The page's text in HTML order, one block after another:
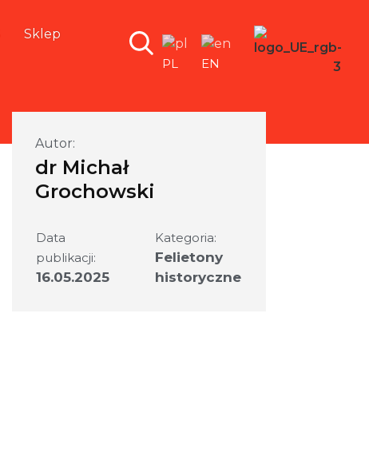
Sklep
PL
EN
Autor:
dr Michał
Grochowski
Data
publikacji:
16.05.2025
Kategoria:
Felietony
historyczne